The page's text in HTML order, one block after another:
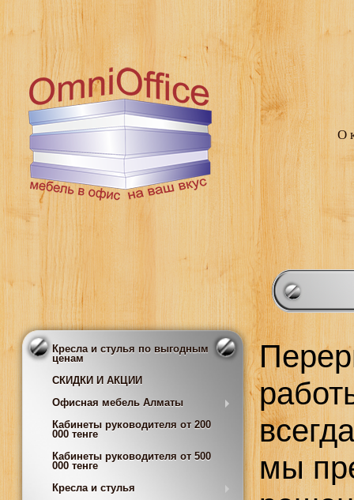
О
Кресла и стулья по выгодным
ценам
СКИДКИ И АКЦИИ
Офисная мебель Алматы
Кабинеты руководителя от 200
000 тенге
Кабинеты руководителя от 500
000 тенге
Кресла и стулья
мы